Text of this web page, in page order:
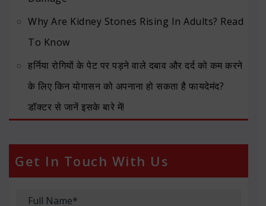
Why Are Kidney Stones Rising In Adults? Read
To Know
हर्निया रोगियों के पेट पर पड़ने वाले दबाव और दर्द को कम करने
के लिए किन योगासन को अपनाना हो सकता है फायदेमंद?
डॉक्टर से जानें इसके बारे में!
Get In Touch With Us